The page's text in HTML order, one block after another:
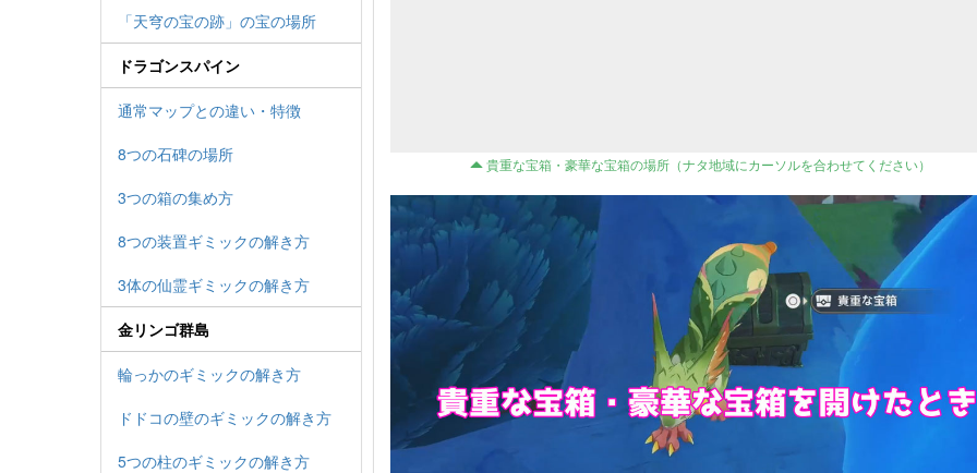
「天穹の宝の跡」の宝の場所
ドラゴンスパイン
通常マップとの違い・特徴
8つの石碑の場所
3つの箱の集め方
8つの装置ギミックの解き方
3体の仙霊ギミックの解き方
金リンゴ群島
輪っかのギミックの解き方
ドドコの壁のギミックの解き方
5つの柱のギミックの解き方
貴重な宝箱・豪華な宝箱の場所（ナタ地域にカーソルを合わせてください）